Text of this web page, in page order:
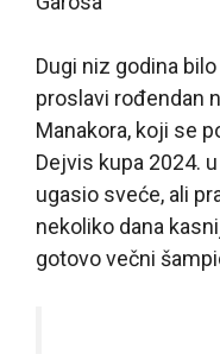
Dugi niz godina
proslavi rođendan
Manakora, koji se
Dejvis kupa 2024.
ugasio sveće, ali
nekoliko dana
gotovo večni